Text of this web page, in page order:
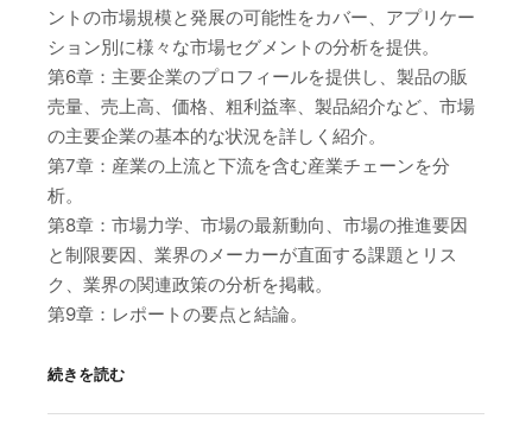
ントの市場規模と発展の可能性をカバー、アプリケー
ション別に様々な市場セグメントの分析を提供。
第6章：主要企業のプロフィールを提供し、製品の販
売量、売上高、価格、粗利益率、製品紹介など、市場
の主要企業の基本的な状況を詳しく紹介。
第7章：産業の上流と下流を含む産業チェーンを分
析。
第8章：市場力学、市場の最新動向、市場の推進要因
と制限要因、業界のメーカーが直面する課題とリス
ク、業界の関連政策の分析を掲載。
第9章：レポートの要点と結論。
続きを読む